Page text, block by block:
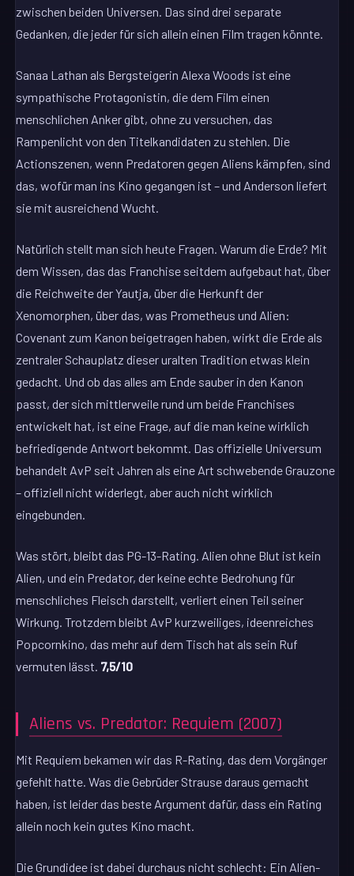
zwischen beiden Universen. Das sind drei separate
Gedanken, die jeder für sich allein einen Film tragen könnte.
Sanaa Lathan als Bergsteigerin Alexa Woods ist eine
sympathische Protagonistin, die dem Film einen
menschlichen Anker gibt, ohne zu versuchen, das
Rampenlicht von den Titelkandidaten zu stehlen. Die
Actionszenen, wenn Predatoren gegen Aliens kämpfen, sind
das, wofür man ins Kino gegangen ist – und Anderson liefert
sie mit ausreichend Wucht.
Natürlich stellt man sich heute Fragen. Warum die Erde? Mit
dem Wissen, das das Franchise seitdem aufgebaut hat, über
die Reichweite der Yautja, über die Herkunft der
Xenomorphen, über das, was Prometheus und Alien:
Covenant zum Kanon beigetragen haben, wirkt die Erde als
zentraler Schauplatz dieser uralten Tradition etwas klein
gedacht. Und ob das alles am Ende sauber in den Kanon
passt, der sich mittlerweile rund um beide Franchises
entwickelt hat, ist eine Frage, auf die man keine wirklich
befriedigende Antwort bekommt. Das offizielle Universum
behandelt AvP seit Jahren als eine Art schwebende Grauzone
– offiziell nicht widerlegt, aber auch nicht wirklich
eingebunden.
Was stört, bleibt das PG-13-Rating. Alien ohne Blut ist kein
Alien, und ein Predator, der keine echte Bedrohung für
menschliches Fleisch darstellt, verliert einen Teil seiner
Wirkung. Trotzdem bleibt AvP kurzweiliges, ideenreiches
Popcornkino, das mehr auf dem Tisch hat als sein Ruf
vermuten lässt. 7,5/10
Aliens vs. Predator: Requiem (2007)
Mit Requiem bekamen wir das R-Rating, das dem Vorgänger
gefehlt hatte. Was die Gebrüder Strause daraus gemacht
haben, ist leider das beste Argument dafür, dass ein Rating
allein noch kein gutes Kino macht.
Die Grundidee ist dabei durchaus nicht schlecht: Ein Alien-